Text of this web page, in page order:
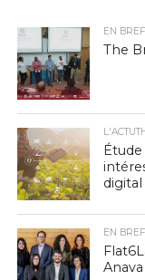
EN BREF
The
Étude
digital
EN BREF